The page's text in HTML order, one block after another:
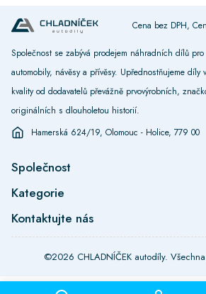
Cena bez DPH,
Společnost se zabývá prodejem náhradních dílů
automobily, návěsy a přívěsy. Upřednostňujeme díly
kvality od dodavatelů převážně prvovýrobních,
originálních s dlouholetou historií.
Hamerská 624/19, Olomouc - Holice, 779 00
Společnost
Kategorie
Kontaktujte nás
©2026 CHLADNÍČEK autodíly.